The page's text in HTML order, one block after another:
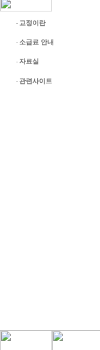
- 교정이란
- 소급료 안내
- 자료실
- 관련사이트